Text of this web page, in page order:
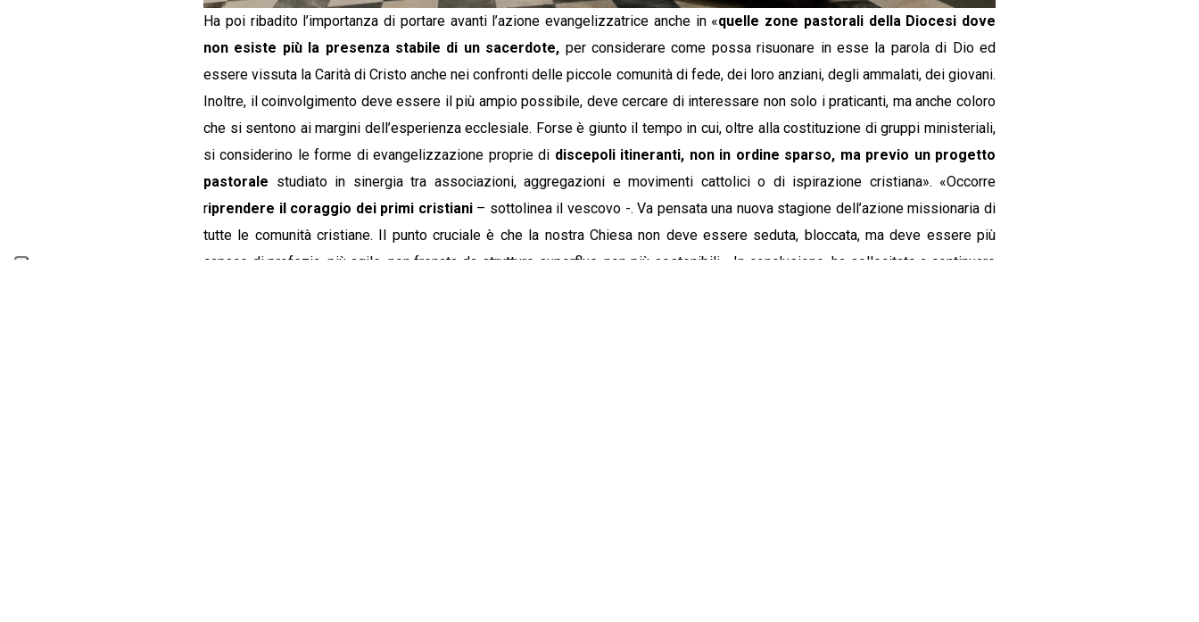
Ha poi ribadito l’importanza di portare avanti l’azione evangelizzatrice anche in «quelle zone pastorali della Diocesi dove
non esiste più la presenza stabile di un sacerdote, per considerare come possa risuonare in esse la parola di Dio ed
essere vissuta la Carità di Cristo anche nei confronti delle piccole comunità di fede, dei loro anziani, degli ammalati, dei giovani.
Inoltre, il coinvolgimento deve essere il più ampio possibile, deve cercare di interessare non solo i praticanti, ma anche coloro
che si sentono ai margini dell’esperienza ecclesiale. Forse è giunto il tempo in cui, oltre alla costituzione di gruppi ministeriali,
si considerino le forme di evangelizzazione proprie di discepoli itineranti, non in ordine sparso, ma previo un progetto
pastorale studiato in sinergia tra associazioni, aggregazioni e movimenti cattolici o di ispirazione cristiana». «Occorre
riprendere il coraggio dei primi cristiani – sottolinea il vescovo -. Va pensata una nuova stagione dell’azione missionaria di
tutte le comunità cristiane. Il punto cruciale è che la nostra Chiesa non deve essere seduta, bloccata, ma deve essere più
capace di profezia, più agile, non frenata da strutture superflue, non più sostenibili». In conclusione, ha sollecitato a continuare